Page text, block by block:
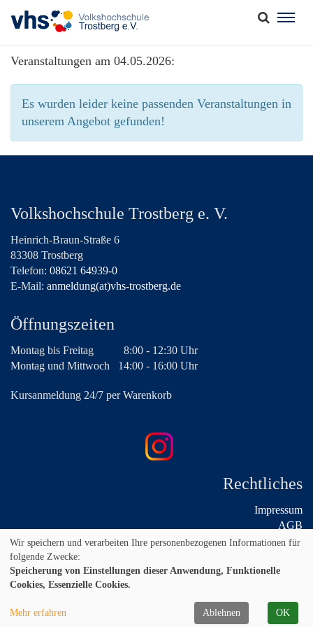
Veranstaltungen am 04.05.2026:
Es wurden leider keine passenden Veranstaltungen in
unserem Angebot gefunden!
Volkshochschule Trostberg e. V.
Heinrich-Braun-Straße 6
83308 Trostberg
Telefon: 08621 64939-0
E-Mail: anmeldung(at)vhs-trostberg.de
Öffnungszeiten
Montag bis Freitag
8:00 - 12:30 Uhr
Montag und Mittwoch 14:00 - 16:00 Uhr
Kursanmeldung 24/7 per Warenkorb
Rechtliches
Impressum
AGB
Widerruf
Wir speichern und verarbeiten Ihre personenbezogenen Informationen für
folgende Zwecke:
Speicherung von Einstellungen dieser Anwendung, Funktionelle
Cookies, Essenzielle Cookies.
Mehr erfahren Ablehnen OK